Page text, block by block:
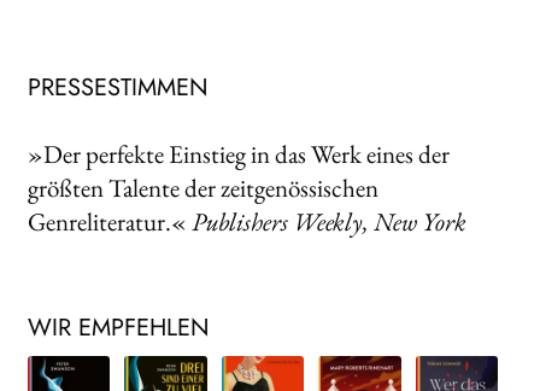
PRESSESTIMMEN
»Der perfekte Einstieg in das Werk eines der
größten Talente der zeitgenössischen
Genreliteratur.« Publishers Weekly, New York
WIR EMPFEHLEN